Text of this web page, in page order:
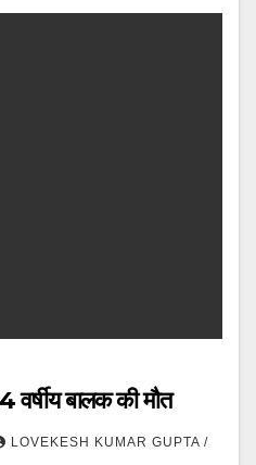
बालक की मौत
LOVEKESH KUMAR GUPTA /